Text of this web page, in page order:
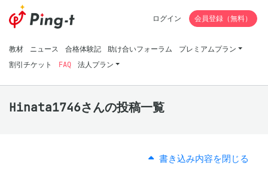
教材 ニュース 合格体験記 助け合いフォーラム
プレミアムプラン
割引チケット
FAQ 法人プラン
ログイン 会員登録（無料）
Hinata1746さんの投稿一覧
書き込み内容を閉じる